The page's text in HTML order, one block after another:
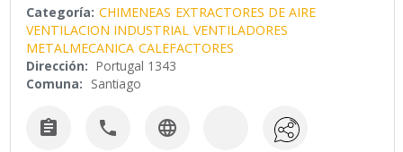
Categoría: CHIMENEAS EXTRACTORES DE AIRE
VENTILACION INDUSTRIAL VENTILADORES
METALMECANICA CALEFACTORES
Dirección: Portugal 1343
Comuna: Santiago
  